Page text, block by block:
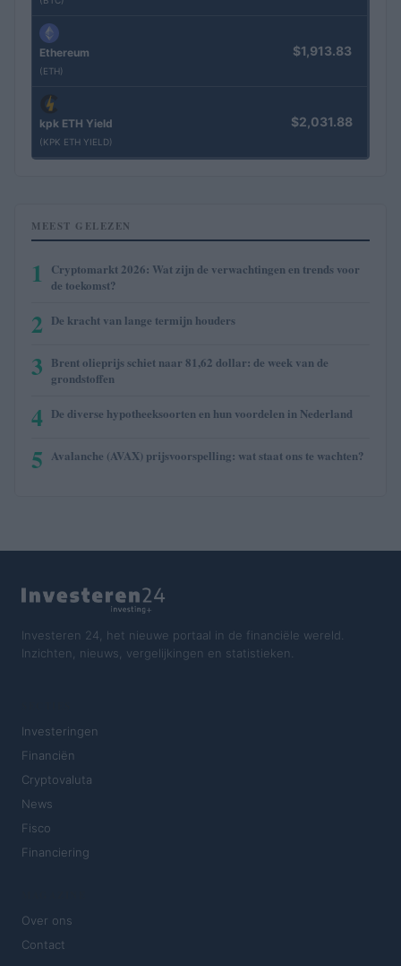
Ethereum
(ETH)
$1,913.83
kpk ETH Yield
(KPK ETH YIELD)
$2,031.88
MEEST GELEZEN
1
Cryptomarkt 2026: Wat zijn de verwachtingen en trends voor
de toekomst?
2 De kracht van lange termijn houders
3 Brent olieprijs schiet naar 81,62 dollar: de week van de
grondstoffen
4 De diverse hypotheeksoorten en hun voordelen in Nederland
5 Avalanche (AVAX) prijsvoorspelling: wat staat ons te wachten?
Investeren 24, het nieuwe portaal in de financiële wereld.
Inzichten, nieuws, vergelijkingen en statistieken.
Investeringen
Financiën
Cryptovaluta
News
Fisco
Financiering
Over ons
Contact